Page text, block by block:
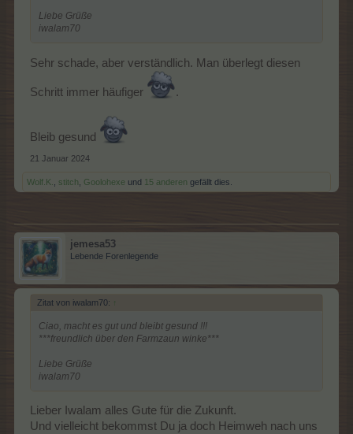
Liebe Grüße
iwalam70
Sehr schade, aber verständlich. Man überlegt diesen
Schritt immer häufiger .
Bleib gesund
21 Januar 2024
Wolf.K. stitch Goolohexe und 15 anderen gefällt dies.
jemesa53
Lebende Forenlegende
Zitat von iwalam70: ↑
Ciao, macht es gut und bleibt gesund !!!
***freundlich über den Farmzaun winke***
Liebe Grüße
iwalam70
Lieber Iwalam alles Gute für die Zukunft.
Und vielleicht bekommst Du ja doch Heimweh nach uns